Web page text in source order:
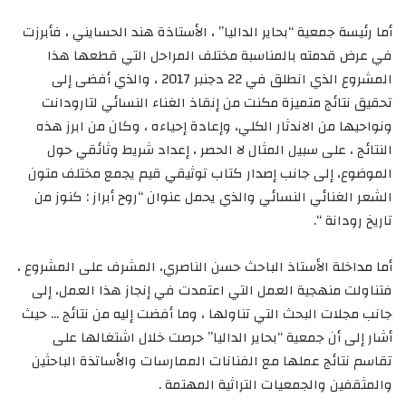
أما رئيسة جمعية “بحاير الداليا” ، الأستاذة هند الحسايني ، فأبرزت
في عرض قدمته بالمناسبة مختلف المراحل التي قطعها هذا
المشروع الذي انطلق في 22 دجنبر 2017 ، والذي أفضى إلى
تحقيق نتائج متميزة مكنت من إنقاذ الغناء النسائي لتارودانت
ونواحيها من الاندثار الكلي، وإعادة إحياءه ، وكان من ابرز هذه
النتائج ، على سبيل المثال لا الحصر ، إعداد شريط وثائقي حول
الموضوع، إلى جانب إصدار كتاب توثيقي قيم يجمع مختلف متون
الشعر الغنائي النسائي والذي يحمل عنوان “روح أبراز : كنوز من
تاريخ رودانة “.
أما مداخلة الأستاذ الباحث حسن الناصري، المشرف على المشروع ،
فتناولت منهجية العمل التي اعتمدت في إنجاز هذا العمل، إلى
جانب مجلات البحث التي تناولها ، وما أفضت إليه من نتائج … حيث
أشار إلى أن جمعية “بحاير الداليا” حرصت خلال اشتغالها على
تقاسم نتائج عملها مع الفنانات الممارسات والأساتذة الباحثين
والمثقفين والجمعيات التراثية المهتمة .